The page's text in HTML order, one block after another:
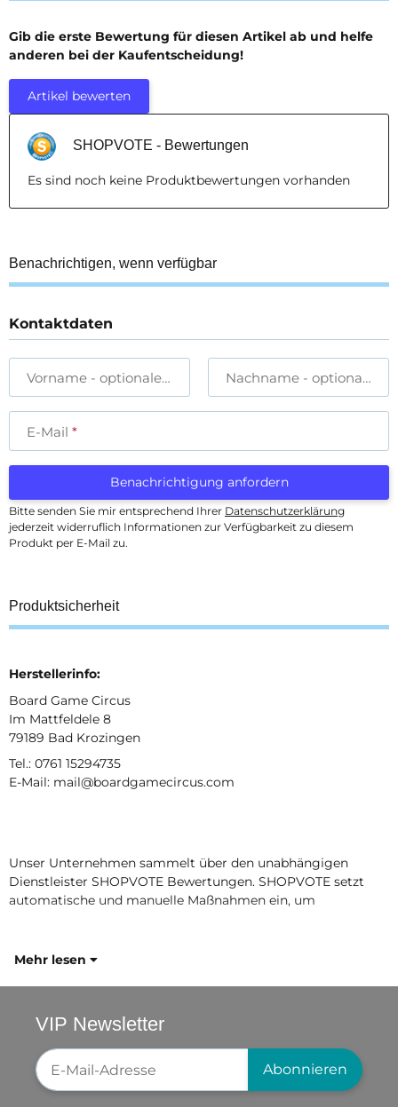
Gib die erste Bewertung für diesen Artikel ab und helfe
anderen bei der Kaufentscheidung!
Artikel bewerten
SHOPVOTE - Bewertungen
Es sind noch keine Produktbewertungen vorhanden
Benachrichtigen, wenn verfügbar
Kontaktdaten
Vorname - optionale Angabe Nachname - optionale
E-Mail
Benachrichtigung anfordern
Bitte senden Sie mir entsprechend Ihrer Datenschutzerklärung
jederzeit widerruflich Informationen zur Verfügbarkeit zu diesem
Produkt per E-Mail zu.
Produktsicherheit
Herstellerinfo:
Board Game Circus
Im Mattfeldele 8
79189 Bad Krozingen
Tel.: 0761 15294735
E-Mail: mail@boardgamecircus.com
Unser Unternehmen sammelt über den unabhängigen
Dienstleister SHOPVOTE Bewertungen. SHOPVOTE setzt
automatische und manuelle Maßnahmen ein, um
Mehr lesen
VIP Newsletter
Newsletter-Registrierung
Abonnieren